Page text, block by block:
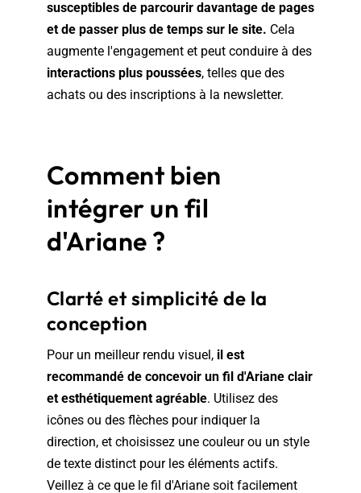
susceptibles de parcourir davantage de pages
et de passer plus de temps sur le site. Cela
augmente l'engagement et peut conduire à des
interactions plus poussées, telles que des
achats ou des inscriptions à la newsletter.
Comment bien
intégrer un fil
d'Ariane ?
Clarté et simplicité de la
conception
Pour un meilleur rendu visuel, il est
recommandé de concevoir un fil d'Ariane clair
et esthétiquement agréable. Utilisez des
icônes ou des flèches pour indiquer la
direction, et choisissez une couleur ou un style
de texte distinct pour les éléments actifs.
Veillez à ce que le fil d'Ariane soit facilement